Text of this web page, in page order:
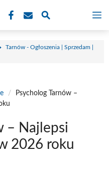
Tarnów - Ogłoszenia | Sprzedam |
/
Psycholog Tarnów –
– Najlepsi
2026 roku